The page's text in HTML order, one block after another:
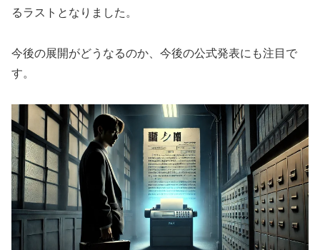
るラストとなりました。
今後の展開がどうなるのか、今後の公式発表にも注目で
す。